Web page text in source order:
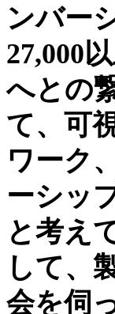
ンバー
27,000
へとの
て、可
ワーク
ーシッ
と考え
して、
会を伺